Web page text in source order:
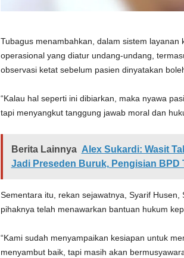
Tubagus menambahkan, dalam sistem
operasional yang diatur undang-undang,
observasi ketat sebelum pasien dinyatakan
“Kalau hal seperti ini dibiarkan, maka nyawa
tapi menyangkut tanggung jawab moral dan
Berita Lainnya Alex Sukardi: Wasit
Jadi Preseden Buruk, Pengisian BPD
Sementara itu, rekan sejawatnya, Syarif
pihaknya telah menawarkan bantuan hukum
“Kami sudah menyampaikan kesiapan untuk
menyambut baik, tapi masih akan